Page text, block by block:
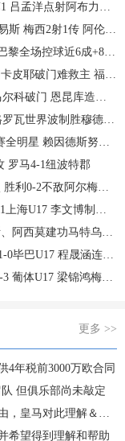
布力米破门 将战A组第2
西2射1传 阿伦助攻戴帽
控球近6成+8射3正未果
难救主 福纳尔斯1射2传
库造点+点射拉莫斯登场
胜穆德里克时隔614天复出
斯努里破门塞梅尼奥助攻
罗马4-1纽波特郡
0-2不敌阿尔梅里亚
U17 李文博制胜球
马特乌斯彩虹过人送助攻
晟涵连场破门赵松源中楣
U17 梁锦鸿梅开二度
更多 >>
4年税前3000万欧合同
但俱乐部尚未敲定
马对此理解＆祝好
希望得到理解和帮助